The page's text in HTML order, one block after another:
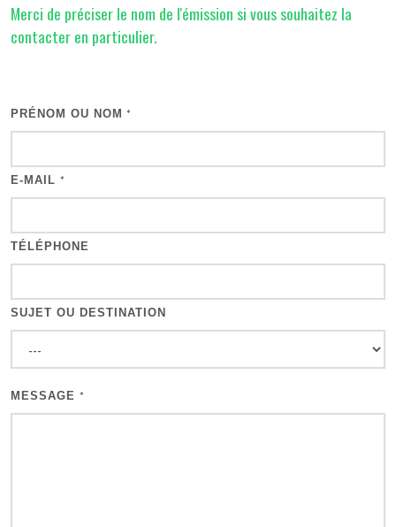
Merci de préciser le nom de l'émission si vous souhaitez la
contacter en particulier.
PRÉNOM OU NOM *
E-MAIL *
TÉLÉPHONE
SUJET OU DESTINATION
MESSAGE *